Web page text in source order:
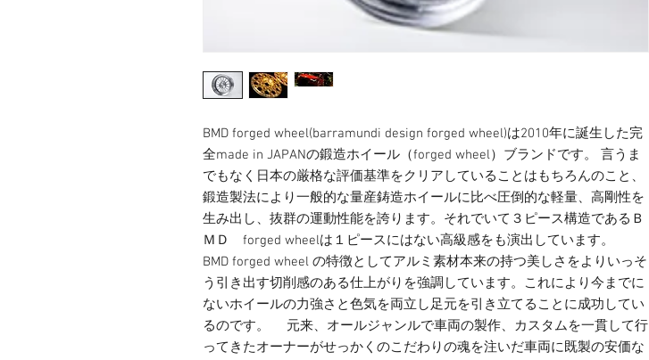
BMD forged wheel(barramundi design forged wheel)は2010年に誕生した完
全made in JAPANの鍛造ホイール（forged wheel）ブランドです。 言うま
でもなく日本の厳格な評価基準をクリアしていることはもちろんのこと、
鍛造製法により一般的な量産鋳造ホイールに比べ圧倒的な軽量、高剛性を
生み出し、抜群の運動性能を誇ります。それでいて３ピース構造であるＢ
ＭＤ　forged wheelは１ピースにはない高級感をも演出しています。
BMD forged wheel の特徴としてアルミ素材本来の持つ美しさをよりいっそ
う引き出す切削感のある仕上がりを強調しています。これにより今までに
ないホイールの力強さと色気を両立し足元を引き立てることに成功してい
るのです。 　元来、オールジャンルで車両の製作、カスタムを一貫して行
ってきたオーナーがせっかくのこだわりの魂を注いだ車両に既製の安価な